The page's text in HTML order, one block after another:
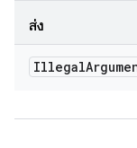
ส่ง
Illegal